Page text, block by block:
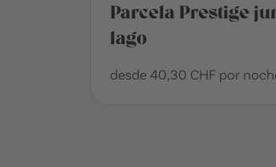
Parcela Prestige
lago
desde 40,30 CHF por